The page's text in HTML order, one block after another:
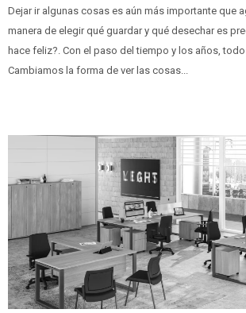
Dejar ir algunas cosas es aún más importante que
manera de elegir qué guardar y qué desechar es
hace feliz?. Con el paso del tiempo y los años,
Cambiamos la forma de ver las cosas...